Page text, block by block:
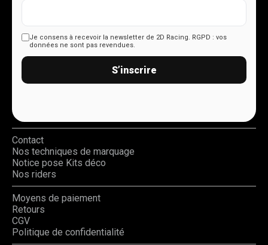
Je consens à recevoir la newsletter de 2D Racing. RGPD : vos
données ne sont pas revendues.
S’inscrire
Contact
Nos techniques de marquage
Notice pose Kits déco
Nos riders
Moyens de paiement
Retours
CGV
Politique de confidentialité